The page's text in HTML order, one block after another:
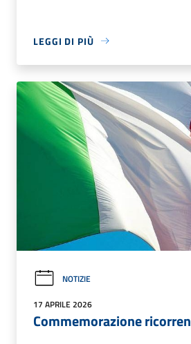
LEGGI DI PIÙ
NOTIZIE
17 APRILE 2026
Commemorazione